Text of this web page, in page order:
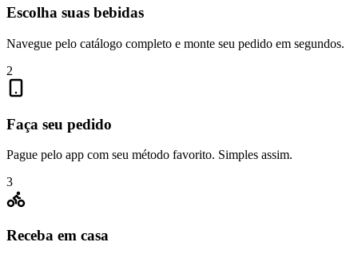
Escolha suas bebidas
Navegue pelo catálogo completo e monte seu pedido em segundos.
2
Faça seu pedido
Pague pelo app com seu método favorito. Simples assim.
3
Receba em casa